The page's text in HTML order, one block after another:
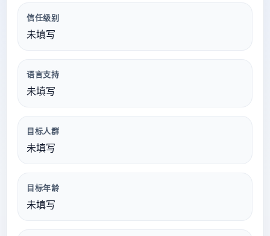
信任级别
未填写
语言支持
未填写
目标人群
未填写
目标年龄
未填写